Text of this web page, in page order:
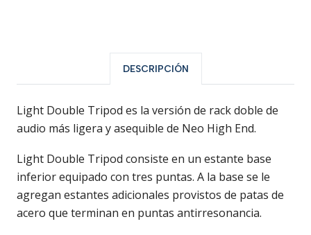
DESCRIPCIÓN
Light Double Tripod es la versión de rack doble de
audio más ligera y asequible de Neo High End.
Light Double Tripod consiste en un estante base
inferior equipado con tres puntas. A la base se le
agregan estantes adicionales provistos de patas de
acero que terminan en puntas antirresonancia.